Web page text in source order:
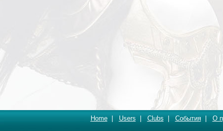
Home| Users Clubs События| О